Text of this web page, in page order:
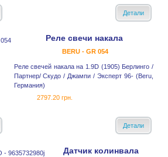
Детали
Реле cвечи накала
BERU - GR 054
Реле свечей накала на 1.9D (1905) Берлинго /
Партнер/ Скудо / Джампи / Эксперт 96- (Beru,
Германия)
2797.20 грн.
Детали
Датчик колинвала